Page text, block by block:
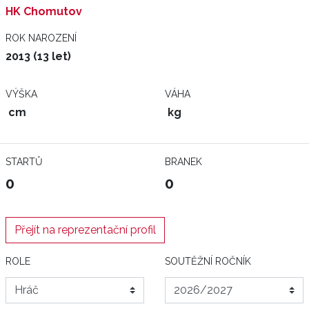
HK Chomutov
ROK NAROZENÍ
2013 (13 let)
VÝŠKA
cm
VÁHA
kg
STARTŮ
0
BRANEK
0
Přejít na reprezentační profil
ROLE SOUTĚŽNÍ ROČNÍK